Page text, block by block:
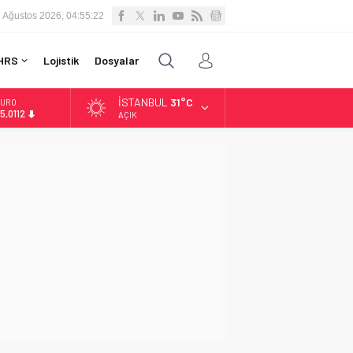
Ağustos 2026, 04:55:23
Lojistik Dosyalar
İSTANBUL 31°C
AÇIK